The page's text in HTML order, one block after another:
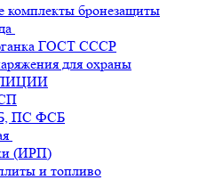
бронезащиты
ГОСТ СССР
для охраны
ПС ФСБ
(ИРП)
и топливо